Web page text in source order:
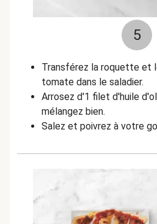
5
Transférez la roquette et
tomate dans le saladier.
Arrosez d'1 filet d'huile
mélangez bien.
Salez et poivrez à votre